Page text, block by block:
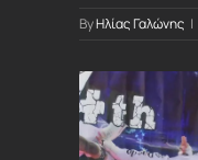
ByΗλίας Γαλώνης |